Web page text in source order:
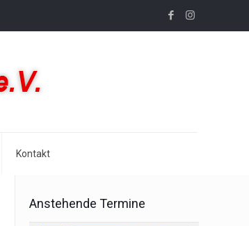
Kontakt
Anstehende Termine